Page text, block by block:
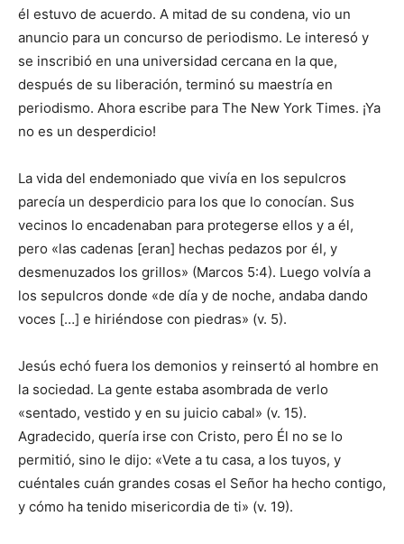
él estuvo de acuerdo. A mitad de su condena, vio un
anuncio para un concurso de periodismo. Le interesó y
se inscribió en una universidad cercana en la que,
después de su liberación, terminó su maestría en
periodismo. Ahora escribe para The New York Times. ¡Ya
no es un desperdicio!
La vida del endemoniado que vivía en los sepulcros
parecía un desperdicio para los que lo conocían. Sus
vecinos lo encadenaban para protegerse ellos y a él,
pero «las cadenas [eran] hechas pedazos por él, y
desmenuzados los grillos» (Marcos 5:4). Luego volvía a
los sepulcros donde «de día y de noche, andaba dando
voces […] e hiriéndose con piedras» (v. 5).
Jesús echó fuera los demonios y reinsertó al hombre en
la sociedad. La gente estaba asombrada de verlo
«sentado, vestido y en su juicio cabal» (v. 15).
Agradecido, quería irse con Cristo, pero Él no se lo
permitió, sino le dijo: «Vete a tu casa, a los tuyos, y
cuéntales cuán grandes cosas el Señor ha hecho contigo,
y cómo ha tenido misericordia de ti» (v. 19).